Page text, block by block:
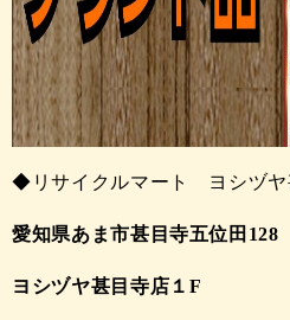
◆リサイクルマート ヨシヅヤ
愛知県あま市甚目寺五位田128
ヨシヅヤ甚目寺店１F